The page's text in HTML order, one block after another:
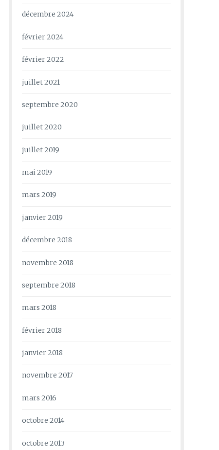
décembre 2024
février 2024
février 2022
juillet 2021
septembre 2020
juillet 2020
juillet 2019
mai 2019
mars 2019
janvier 2019
décembre 2018
novembre 2018
septembre 2018
mars 2018
février 2018
janvier 2018
novembre 2017
mars 2016
octobre 2014
octobre 2013